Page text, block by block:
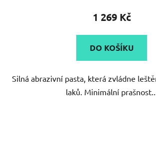
produktu
5,0
z
hvězdiček.
1 269 Kč
DO KOŠÍKU
Silná abrazivní pasta, která zvládne
laků. Minimální prašnost...